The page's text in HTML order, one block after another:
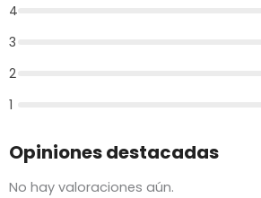
4
3
2
1
Opiniones destacadas
No hay valoraciones aún.